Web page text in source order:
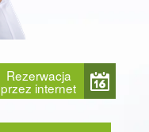
Rezerwacja
przez internet